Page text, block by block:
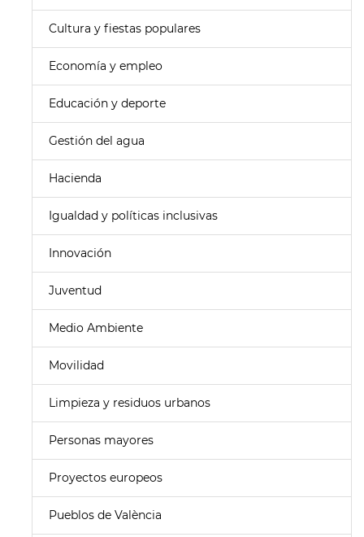
Cultura y fiestas populares
Economía y empleo
Educación y deporte
Gestión del agua
Hacienda
Igualdad y políticas inclusivas
Innovación
Juventud
Medio Ambiente
Movilidad
Limpieza y residuos urbanos
Personas mayores
Proyectos europeos
Pueblos de València